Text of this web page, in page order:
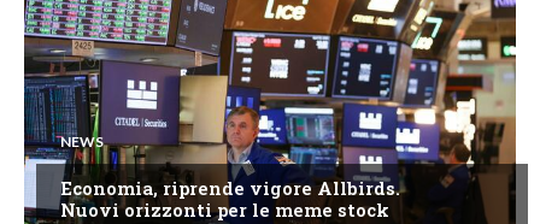
NEWS
Economia, riprende vigore Allbirds.
Nuovi orizzonti per le meme stock